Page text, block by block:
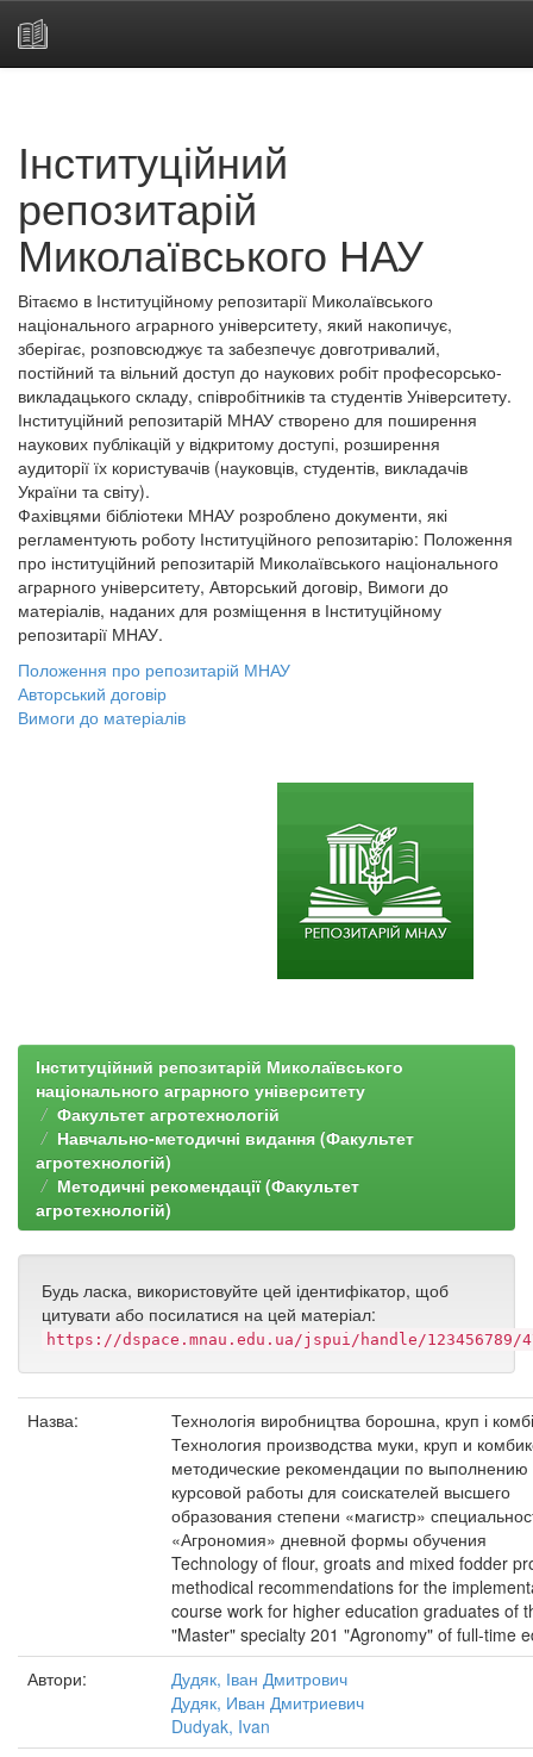
Інституційний
репозитарій
Миколаївського НАУ
Вітаємо в Інституційному репозитарії Миколаївського
національного аграрного університету, який накопичує,
зберігає, розповсюджує та забезпечує довготривалий,
постійний та вільний доступ до наукових робіт професорсько-
викладацького складу, співробітників та студентів Університету.
Інституційний репозитарій МНАУ створено для поширення
наукових публікацій у відкритому доступі, розширення
аудиторії їх користувачів (науковців, студентів, викладачів
України та світу).
Фахівцями бібліотеки МНАУ розроблено документи, які
регламентують роботу Інституційного репозитарію: Положення
про інституційний репозитарій Миколаївського національного
аграрного університету, Авторський договір, Вимоги до
матеріалів, наданих для розміщення в Інституційному
репозитарії МНАУ.
Положення про репозитарій МНАУ
Авторський договір
Вимоги до матеріалів
Інституційний репозитарій Миколаївського
національного аграрного університету
Факультет агротехнологій
Навчально-методичні видання (Факультет
агротехнологій)
Методичні рекомендації (Факультет
агротехнологій)
Будь ласка, використовуйте цей ідентифікатор, щоб
цитувати або посилатися на цей матеріал:
https://dspace.mnau.edu.ua/jspui/handle/123456789/
Назва:
Технологія виробництва борошна, круп і
Технология производства муки, круп и
методические рекомендации по выполнению
курсовой работы для соискателей высшего
образования степени «магистр»
«Агрономия» дневной формы обучения
Technology of flour, groats and mixed fodder
methodical recommendations for the
course work for higher education graduates of
"Master" specialty 201 "Agronomy" of full-time
Автори:
Дудяк, Іван Дмитрович
Дудяк, Иван Дмитриевич
Dudyak, Ivan